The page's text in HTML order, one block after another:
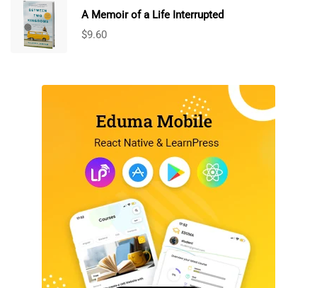
A Memoir of a Life Interrupted
$9.60